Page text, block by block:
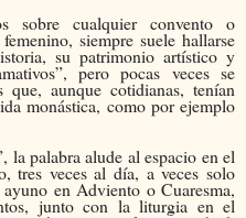
sobre cualquier convento o
siempre suele hallarse
su patrimonio artístico y
pero pocas veces se
que, aunque cotidianas, tenían
monástica, como por ejemplo
la palabra alude al espacio en el
tres veces al día, a veces solo
en Adviento o Cuaresma,
junto con la liturgia en el